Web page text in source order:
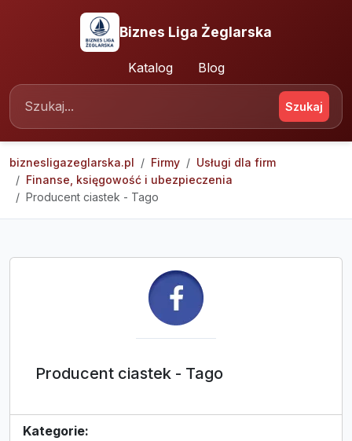
Biznes Liga Żeglarska
Katalog Blog
Szukaj
biznesligazeglarska.pl Firmy
Usługi dla firm
Finanse, księgowość i ubezpieczenia
Producent ciastek - Tago
Producent ciastek - Tago
Kategorie: